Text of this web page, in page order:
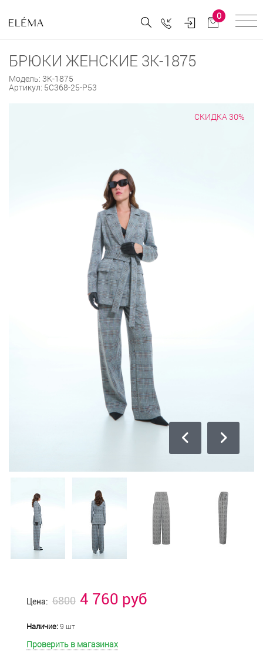
0
БРЮКИ ЖЕНСКИЕ 3К-1875
Модель: 3К-1875
Артикул: 5С368-25-Р53
СКИДКА 30%
Цена: 6800 4 760 руб
Наличие:9 шт
Проверить в магазинах